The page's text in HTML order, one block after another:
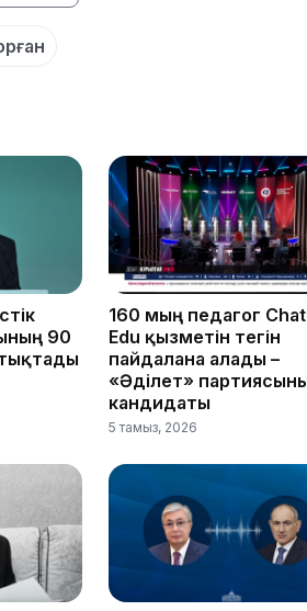
90
160 мың педагог
Edu қызметін тегін
пайдалана алады –
«Әділет»
кандидаты
5 тамыз, 2026